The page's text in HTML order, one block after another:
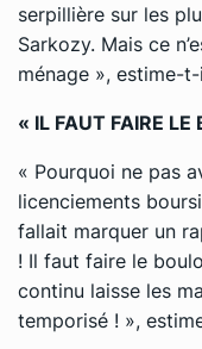
serpillière sur les
Sarkozy. Mais ce
ménage », estime-t-
« IL FAUT FAIRE
« Pourquoi ne pas
licenciements
fallait marquer un
! Il faut faire le
continu laisse les
temporisé ! »,